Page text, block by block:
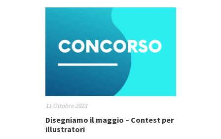
11 Ottobre 2023
Disegniamo il maggio – Contest per
illustratori